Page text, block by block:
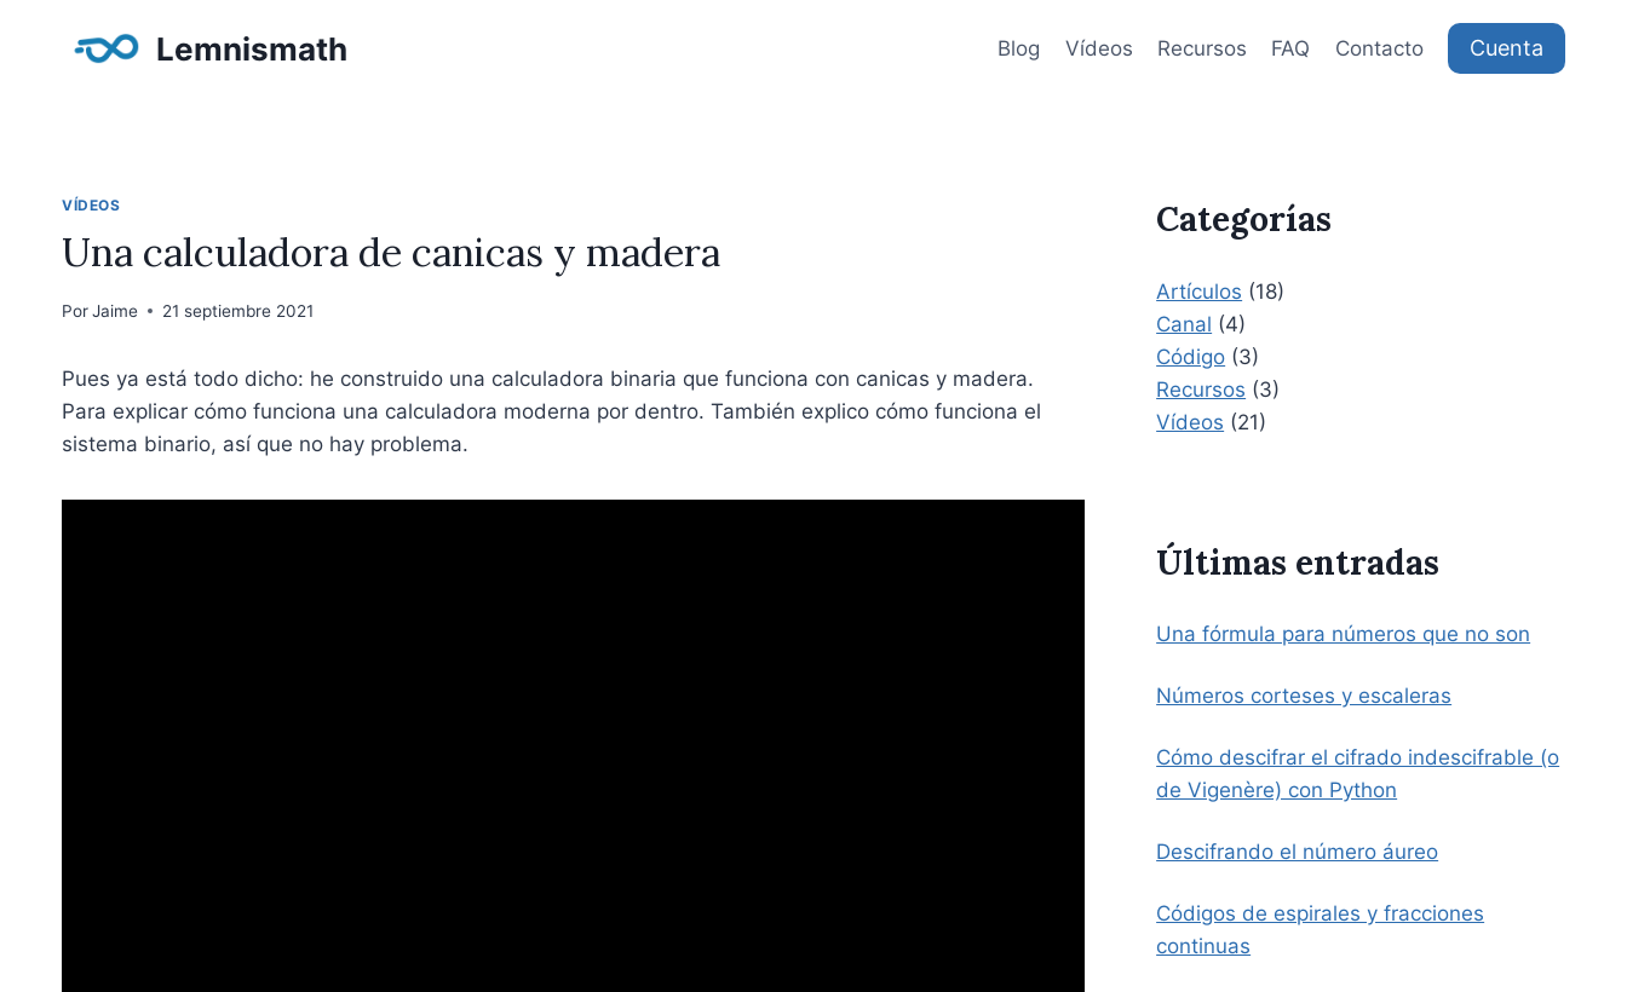
Lemnismath Blog Vídeos Recursos FAQ Contacto Cuenta
VÍDEOS
Una calculadora de canicas y madera
PorJaime 21 septiembre 2021
Pues ya está todo dicho: he construido una calculadora binaria que funciona con canicas y madera.
Para explicar cómo funciona una calculadora moderna por dentro. También explico cómo funciona el
sistema binario, así que no hay problema.
Categorías
Artículos (18)
Canal (4)
Código (3)
Recursos (3)
Vídeos (21)
Últimas entradas
Una fórmula para números que no son
Números corteses y escaleras
Cómo descifrar el cifrado indescifrable (o
de Vigenère) con Python
Descifrando el número áureo
Códigos de espirales y fracciones
continuas